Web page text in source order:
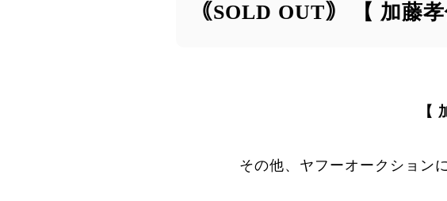
｟SOLD OUT｠ 【 加
【
その他、ヤフーオークション